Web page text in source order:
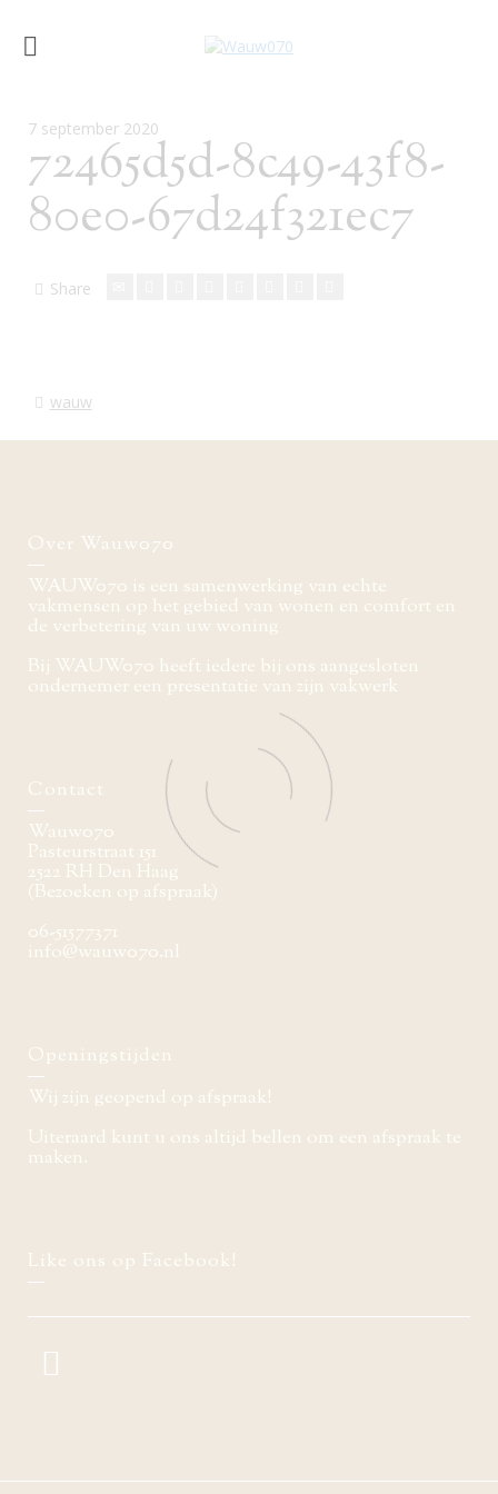
7 september 2020
72465d5d-8c49-43f8-
80e0-67d24f321ec7
Share
wauw
Over Wauw070
WAUW070 is een samenwerking van echte
vakmensen op het gebied van wonen en comfort en
de verbetering van uw woning
Bij WAUW070 heeft iedere bij ons aangesloten
ondernemer een presentatie van zijn vakwerk
Contact
Wauw070
Pasteurstraat 151
2522 RH Den Haag
(Bezoeken op afspraak)
06-51577371
info@wauw070.nl
Openingstijden
Wij zijn geopend op afspraak!
Uiteraard kunt u ons altijd bellen om een afspraak te
maken.
Like ons op Facebook!